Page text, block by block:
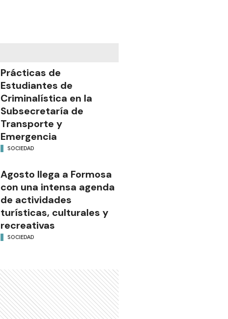
Prácticas de
Estudiantes de
Criminalística en la
Subsecretaría de
Transporte y
Emergencia
SOCIEDAD
Agosto llega a Formosa
con una intensa agenda
de actividades
turísticas, culturales y
recreativas
SOCIEDAD